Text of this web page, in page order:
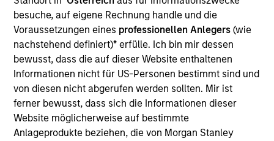
besuche, auf eigene Rechnung handle und die
Voraussetzungen eines professionellen Anlegers(wie
nachstehend definiert)* erfülle. Ich bin mir dessen
bewusst, dass die auf dieser Website enthaltenen
Informationen nicht für US-Personen bestimmt sind und
von diesen nicht abgerufen werden sollten. Mir ist
ferner bewusst, dass sich die Informationen dieser
Website möglicherweise auf bestimmte
Anlageprodukte beziehen, die von Morgan Stanley
*Basiswährung des Fonds
Dieses Material enthält Informationen über die Teilfonds
von Morgan Stanley Investment Funds, einer in Luxemburg
ansässigen SICAV (Société d’Investissement à Capital
Variable). (die „Gesellschaft“), die im Großherzogtum
Luxemburg als Organismus für gemeinsame Anlagen
gemäß Teil 1 des Gesetzes vom 17. Dezember 2010 in
seiner geänderten Fassung registriert ist. Die Gesellschaft
ist ein Organismus für gemeinsame Anlagen in
Wertpapieren („OGAW“).